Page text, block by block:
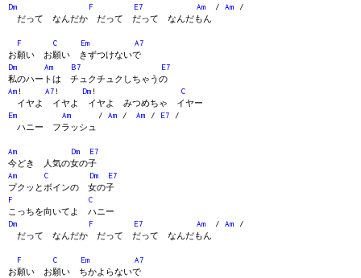
Dm
F E7 Am / Am /
だって なんだか だって だって なんだもん
F C Em
A7
お願い お願い きずつけないで
Dm
Am B7
E7
私のハートは チュクチュクしちゃうの
Am ! A7 ! Dm ! C
イヤよ イヤよ イヤよ みつめちゃ イヤー
Em
Am / Am / Am / E7 /
ハニー フラッシュ
Am Dm
E7
今どき 人気の女の子
Am
C Dm
E7
プクッとボインの 女の子
F
C
こっちを向いてよ ハニー
Dm
F E7 Am / Am /
だって なんだか だって だって なんだもん
F C Em
A7
お願い お願い ちかよらないで